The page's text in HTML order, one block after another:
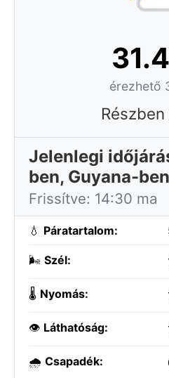
érezhető
Jelenlegi
ben, Guyana-ben
Frissítve: 14:30 ma
💧 Páratartalom:
🌬️ Szél:
🌡️ Nyomás:
👁️ Láthatóság:
🌧️ Csapadék: